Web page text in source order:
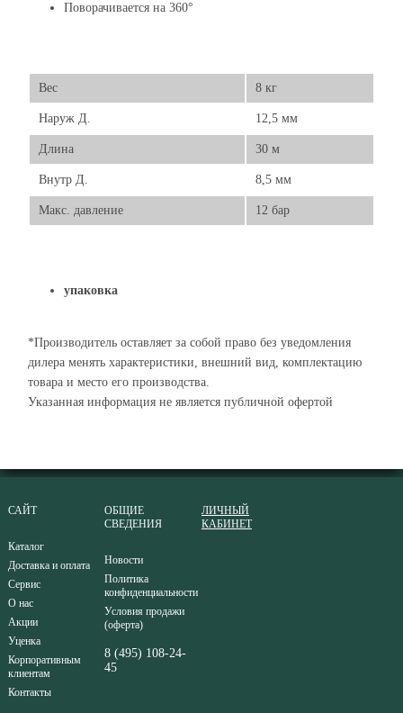
Поворачивается на 360°
Вес 8 кг
Наруж Д. 12,5 мм
Длина 30 м
Внутр Д. 8,5 мм
Макс. давление 12 бар
упаковка
*Производитель оставляет за собой право без уведомления
дилера менять характеристики, внешний вид, комплектацию
товара и место его производства.
Указанная информация не является публичной офертой
САЙТ
Каталог
Доставка и оплата
Сервис
О нас
Акции
Уценка
Корпоративным
клиентам
Контакты
ОБЩИЕ
СВЕДЕНИЯ
Новости
Политика
конфиденциальности
Условия продажи
(оферта)
8 (495) 108-24-
45
ЛИЧНЫЙ
КАБИНЕТ